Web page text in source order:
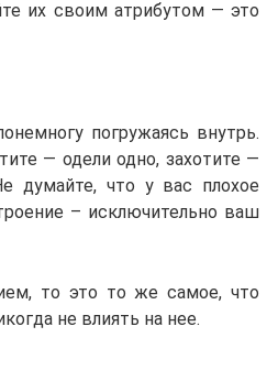
их своим атрибутом — это
погружаясь внутрь.
— одели одно, захотите —
думайте, что у вас плохое
– исключительно ваш
то это то же самое, что
не влиять на нее.